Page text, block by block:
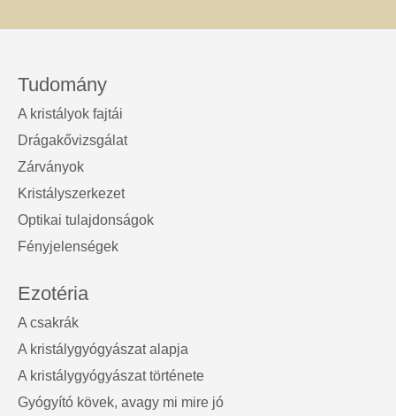
Tudomány
A kristályok fajtái
Drágakővizsgálat
Zárványok
Kristályszerkezet
Optikai tulajdonságok
Fényjelenségek
Ezotéria
A csakrák
A kristálygyógyászat alapja
A kristálygyógyászat története
Gyógyító kövek, avagy mi mire jó